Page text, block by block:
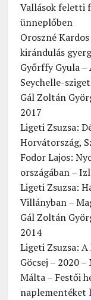
Vallások feletti
ünneplőben
Oroszné
kirándulás
Győrffy Gyula –
Seychelle-
Gál Zoltán
2017
Ligeti Zsuzsa:
Horvátország,
Fodor Lajos:
országában –
Ligeti Zsuzsa:
Villányban –
Gál Zoltán
2014
Ligeti Zsuzsa:
Göcsej – 2020
Málta – Festői
naplementéket